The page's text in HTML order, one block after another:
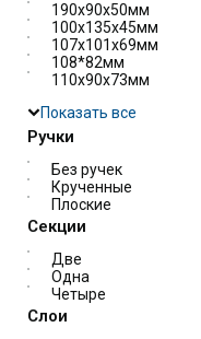
190х90х50мм
100х135х45мм
107х101х69мм
108*82мм
110х90х73мм
Показать все
Ручки
Без ручек
Крученные
Плоские
Секции
Две
Одна
Четыре
Слои